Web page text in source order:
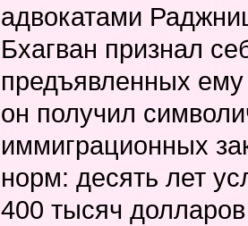
адвокатами
Бхагван признал
предъявленных
он получил
иммиграционных
норм: десять лет
400 тысяч